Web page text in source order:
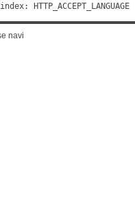
HTTP_ACCEPT_LANGUAGE [
navi